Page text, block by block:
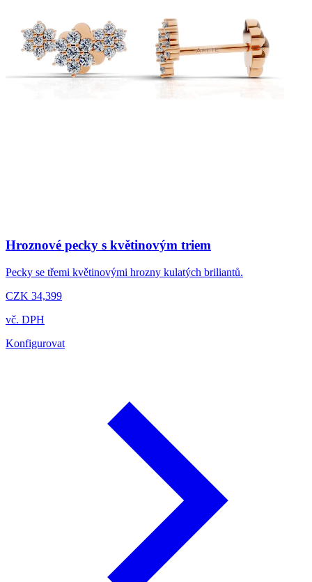
Hroznové pecky s květinovým triem
Pecky se třemi květinovými hrozny kulatých briliantů.
CZK 34,399
vč. DPH
Konfigurovat